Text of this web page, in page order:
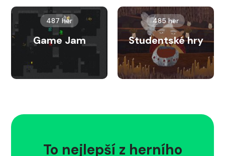
487 her
Game Jam
485 her
Studentské hry
To nejlepší z herního